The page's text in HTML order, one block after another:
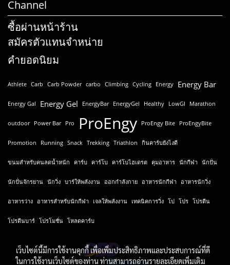
Channel
ซื้อผ่านหน้าร้าน
สมัครตัวแทนจำหน่าย
คำยอดนิยม
Athlete Carb Carb Powder carbo Climbing Cycling Energy Energy Bar
Energy Gal Energy Gel EnergyBar EnergyGel Healthy LowGI Marathon
outdoor Power Bar Pro ProEngy ProEngy Bite ProEngyBite
Promotion Running Snack Trekking Triathlon กินคาร์บยังไงดี
ขนมสำหรับคนลดน้ำหนัก คาร์บ คาร์โบ คาร์โบไฮเดรต คุมอาหาร นักกีฬา นักปั่น
นักปั่นจักรยาน นักวิ่ง บาร์ให้พลังงาน ออกกำลังกาย อาหารนักกีฬา อาหารนักวิ่ง
อาหารว่าง อาหารสำหรับนักกีฬา เจลให้พลังงาน เทคนิคการวิ่ง โป โปร โปรตีน
โปรตีนบาร์ โปรโมชั่น โหลดคาร์บ
เว็บไซต์นี้มีการใช้งานคุกกี้ เพื่อเพิ่มประสิทธิภาพและประสบการณ์ที่ดี
ในการใช้งานเว็บไซต์ของท่าน ท่านสามารถอ่านรายละเอียดเพิ่มเติม